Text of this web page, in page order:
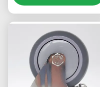
Poliüretan Rulmanlı 5
Mobilya Yatakları İçin